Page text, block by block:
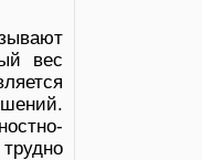
вес